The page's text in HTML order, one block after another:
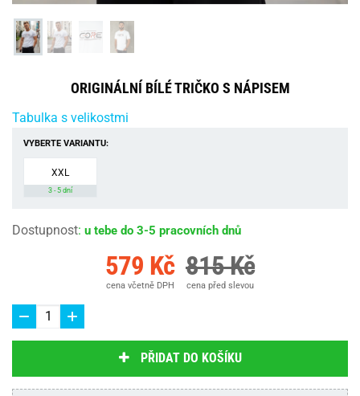
ORIGINÁLNÍ BÍLÉ TRIČKO S NÁPISEM
Tabulka s velikostmi
VYBERTE VARIANTU:
XXL
3 - 5 dní
Dostupnost: u tebe do 3-5 pracovních dnů
579 Kč
cena včetně DPH
815 Kč
cena před slevou
PŘIDAT DO KOŠÍKU